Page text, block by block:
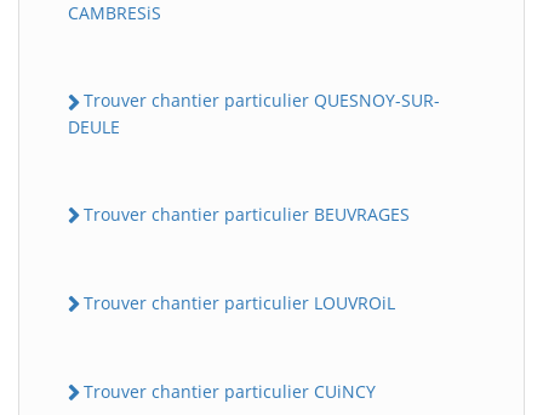
CAMBRESiS
Trouver chantier particulier QUESNOY-SUR-
DEULE
Trouver chantier particulier BEUVRAGES
Trouver chantier particulier LOUVROiL
Trouver chantier particulier CUiNCY